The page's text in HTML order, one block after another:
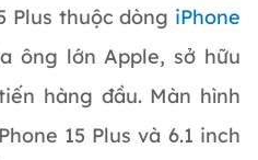
Plus thuộc dòng iPhone
ông lớn Apple, sở hữu
hàng đầu. Màn hình
15 Plus và 6.1 inch